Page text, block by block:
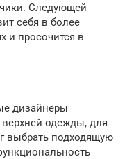
Следующей
себя в более
и просочится в
дизайнеры
одежды, для
выбрать подходящую